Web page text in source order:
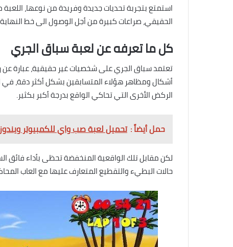
استمتع بتجربة تحديات جديدة وفريدة من نوعها،
الحقيقي، صراعات كبيرة من أجل الوصول الى خط النهاية
كل ما تعرفه عن لعبة سباق الجري
تعتمد سباق الجري على شخصيات غير حقيقية، عبارة
أشكال ومظاهر هؤلاء المتسابقين بشكل أكثر دقة،
الركض الأخرى التي تحاكي الواقع بدرجة أكبر بكثير.
حمل أيضاً : تحميل لعبة صب واي للكمبيوتر ويندوز 10 برابط واحد مباشر
لكن مقابل تلك الواقعية المنخفضة تحظى بأداء فائق
حالات البطيء والتقطيع المتعارف عليها مع العاب